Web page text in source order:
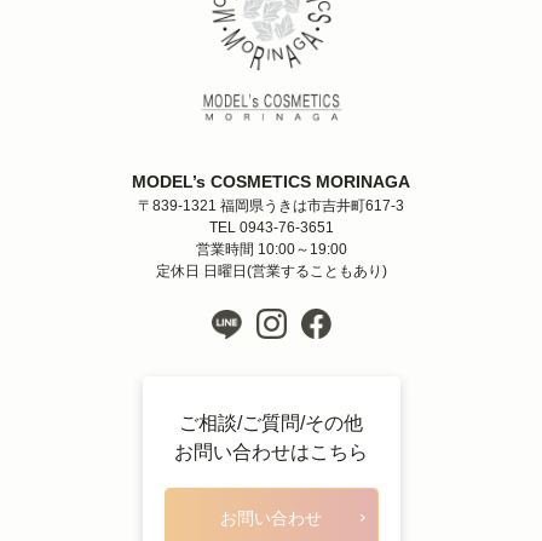
MODEL’s COSMETICS MORINAGA
〒839-1321 福岡県うきは市吉井町617-3
TEL 0943-76-3651
営業時間 10:00～19:00
定休日 日曜日(営業することもあり)
ご相談/ご質問/その他
お問い合わせはこちら
お問い合わせ